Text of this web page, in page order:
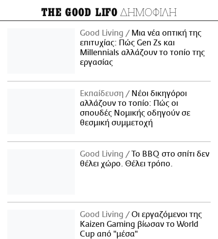
THE GOOD LIFO ΔΗΜΟΦΙΛΗ
Good Living
Μια νέα οπτική της
επιτυχίας: Πώς Gen Zs και
Millennials αλλάζουν το τοπίο της
εργασίας
Εκπαίδευση
Νέοι δικηγόροι
αλλάζουν το τοπίο: Πώς οι
σπουδές Νομικής οδηγούν σε
θεσμική συμμετοχή
Good Living
Το BBQ στο σπίτι δεν
θέλει χώρο. Θέλει τρόπο.
Good Living
Οι εργαζόμενοι της
Kaizen Gaming βίωσαν το World
Cup από "μέσα"